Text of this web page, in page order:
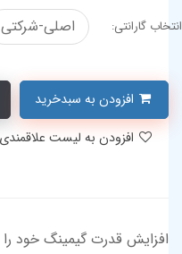
انتخاب گارانتی: اصلی-شرکتی